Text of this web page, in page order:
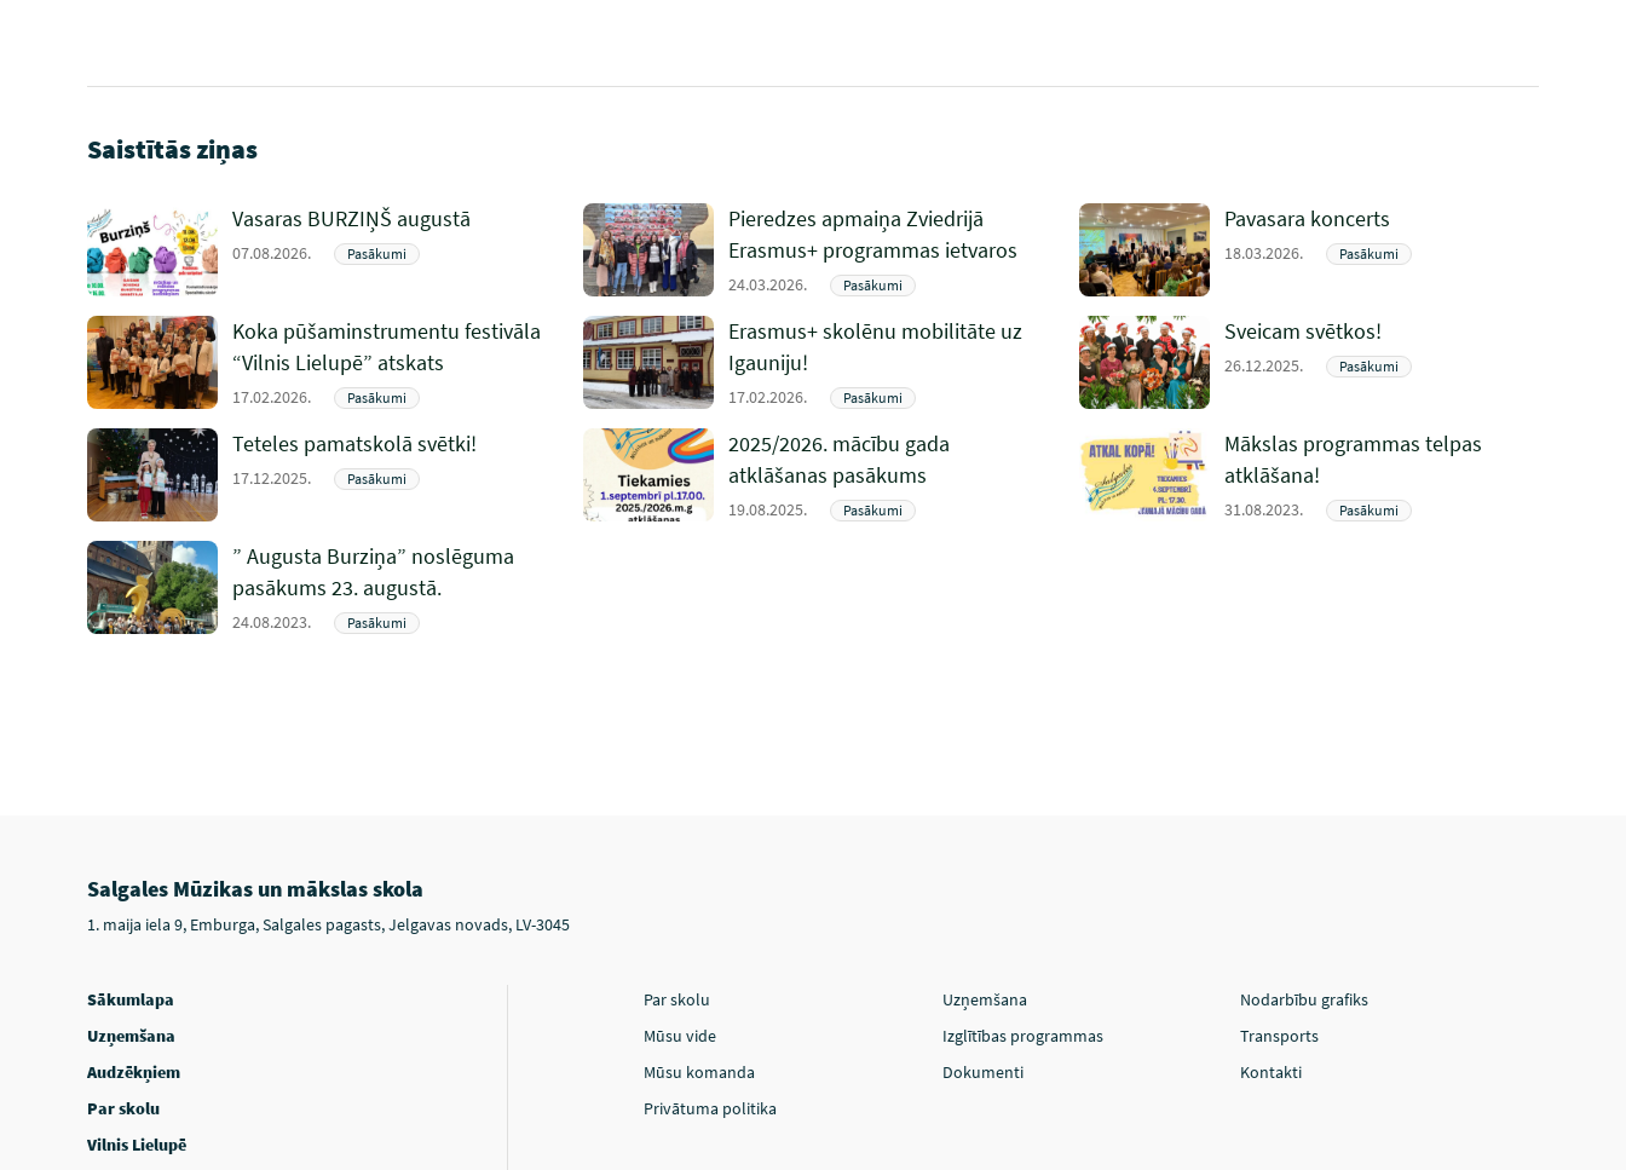
Saistītās ziņas
Vasaras BURZIŅŠ augustā
07.08.2026. Pasākumi
Pieredzes apmaiņa Zviedrijā
Erasmus+ programmas ietvaros
24.03.2026. Pasākumi
Pavasara koncerts
18.03.2026. Pasākumi
Koka pūšaminstrumentu festivāla
“Vilnis Lielupē” atskats
17.02.2026. Pasākumi
Erasmus+ skolēnu mobilitāte uz
Igauniju!
17.02.2026. Pasākumi
Sveicam svētkos!
26.12.2025. Pasākumi
Teteles pamatskolā svētki!
17.12.2025. Pasākumi
2025/2026. mācību gada
atklāšanas pasākums
19.08.2025. Pasākumi
Mākslas programmas telpas
atklāšana!
31.08.2023. Pasākumi
” Augusta Burziņa” noslēguma
pasākums 23. augustā.
24.08.2023. Pasākumi
Salgales Mūzikas un mākslas skola
1. maija iela 9, Emburga, Salgales pagasts, Jelgavas novads, LV-3045
Sākumlapa
Uzņemšana
Audzēkņiem
Par skolu
Vilnis Lielupē
Par skolu Uzņemšana
Nodarbību grafiks
Mūsu vide
Izglītības programmas
Transports
Mūsu komanda
Dokumenti
Kontakti
Privātuma politika